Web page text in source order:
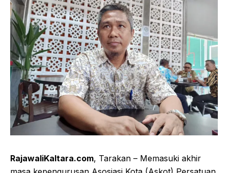
RajawaliKaltara.com, Tarakan – Memasuki akhir